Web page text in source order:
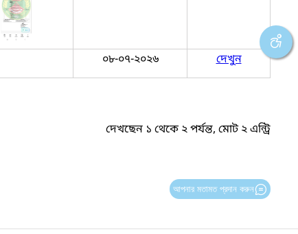
০৮-০৭-২০২৬ দেখুন
দেখছেন ১ থেকে ২ পর্যন্ত, মোট ২ এন্ট্রি
আপনার মতামত প্রদান করুন